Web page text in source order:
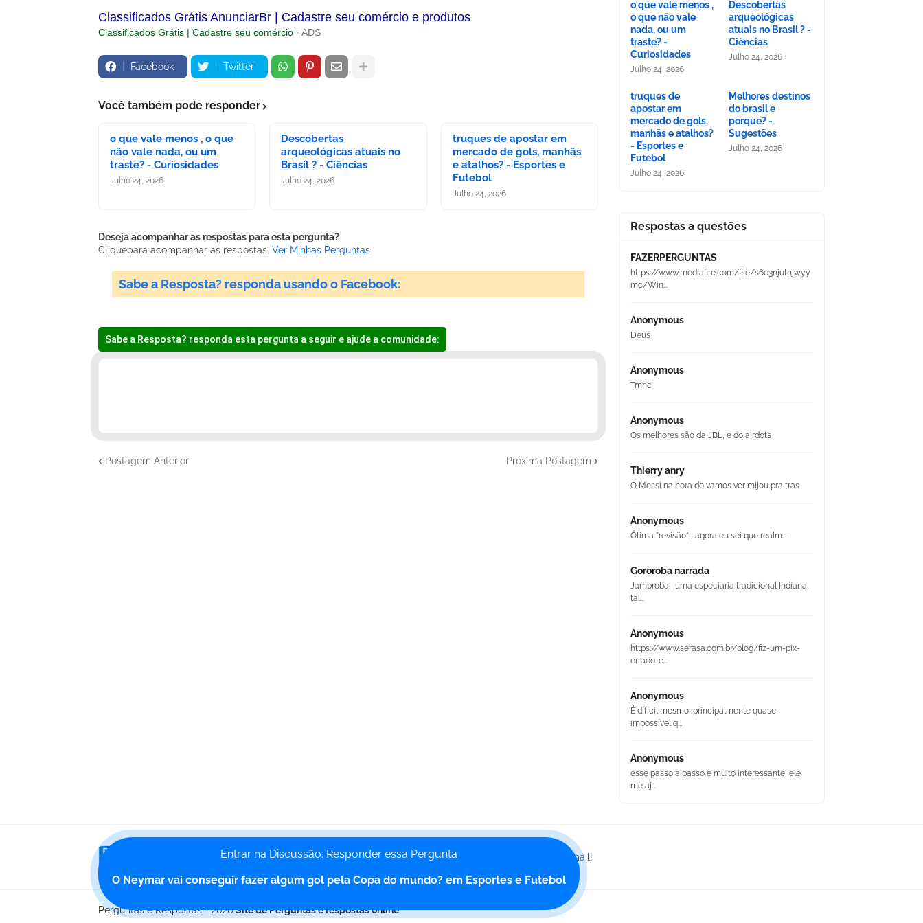
Classificados Grátis AnunciarBr | Cadastre seu comércio e produtos
Classificados Grátis | Cadastre seu comércio · ADS
Facebook Twitter
Você também pode responder
o que vale menos , o que
não vale nada, ou um
traste? - Curiosidades
Julho 24, 2026
Descobertas
arqueológicas atuais no
Brasil ? - Ciências
Julho 24, 2026
truques de apostar em
mercado de gols, manhãs
e atalhos? - Esportes e
Futebol
Julho 24, 2026
Entrar na Discussão: Responder essa Pergunta
O Neymar vai conseguir fazer algum gol pela Copa do mundo? em Esportes e Futebol
Deseja acompanhar as respostas para esta pergunta?
Cliquepara acompanhar as respostas. Ver Minhas Perguntas
Sabe a Resposta? responda usando o Facebook:
Sabe a Resposta? responda esta pergunta a seguir e ajude a comunidade:
Postagem Anterior Próxima Postagem
o que vale menos ,
o que não vale
nada, ou um
traste? -
Curiosidades
Julho 24, 2026
Descobertas
arqueológicas
atuais no Brasil ? -
Ciências
Julho 24, 2026
truques de
apostar em
mercado de gols,
manhãs e atalhos?
- Esportes e
Futebol
Julho 24, 2026
Melhores destinos
do brasil e
porque? -
Sugestões
Julho 24, 2026
Respostas a questões
FAZERPERGUNTAS
https://www.mediafire.com/file/s6c3njutnjwyy
mc/Win...
Anonymous
Deus
Anonymous
Tmnc
Anonymous
Os melhores são da JBL, e do airdots
Thierry anry
O Messi na hora do vamos ver mijou pra tras
Anonymous
Ótima "revisão" , agora eu sei que realm...
Gororoba narrada
Jambroba , uma especiaria tradicional Indiana,
tal...
Anonymous
https://www.serasa.com.br/blog/fiz-um-pix-
errado-e...
Anonymous
É difícil mesmo, principalmente quase
impossível q...
Anonymous
esse passo a passo e muito interessante, ele
me aj...
Poste uma pergunta e ative a notificação de email para receber as respostas no seu email!
Perguntas e Respostas - 2026Site de Perguntas e respostas online